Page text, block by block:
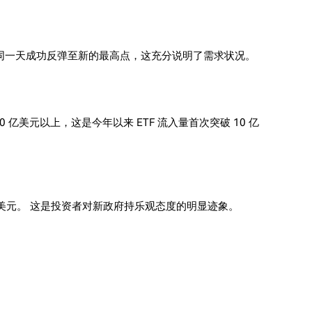
天成功反弹至新的最高点，这充分说明了需求状况。
美元以上，这是今年以来 ETF 流入量首次突破 10 亿
。 这是投资者对新政府持乐观态度的明显迹象。